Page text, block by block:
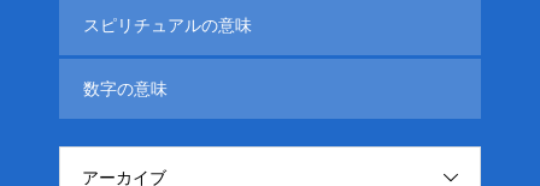
スピリチュアルの意味
数字の意味
アーカイブ